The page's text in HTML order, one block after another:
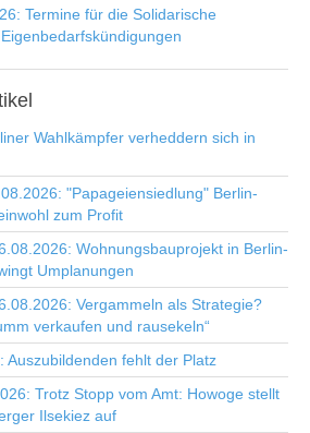
Termine für die Solidarische
Wahlkämpfer verheddern sich in
"Papageiensiedlung" Berlin-
zum Profit
Wohnungsbauprojekt in Berlin-
Umplanungen
Vergammeln als Strategie?
verkaufen und rausekeln“
Auszubildenden fehlt der Platz
Trotz Stopp vom Amt: Howoge stellt
Ilsekiez auf